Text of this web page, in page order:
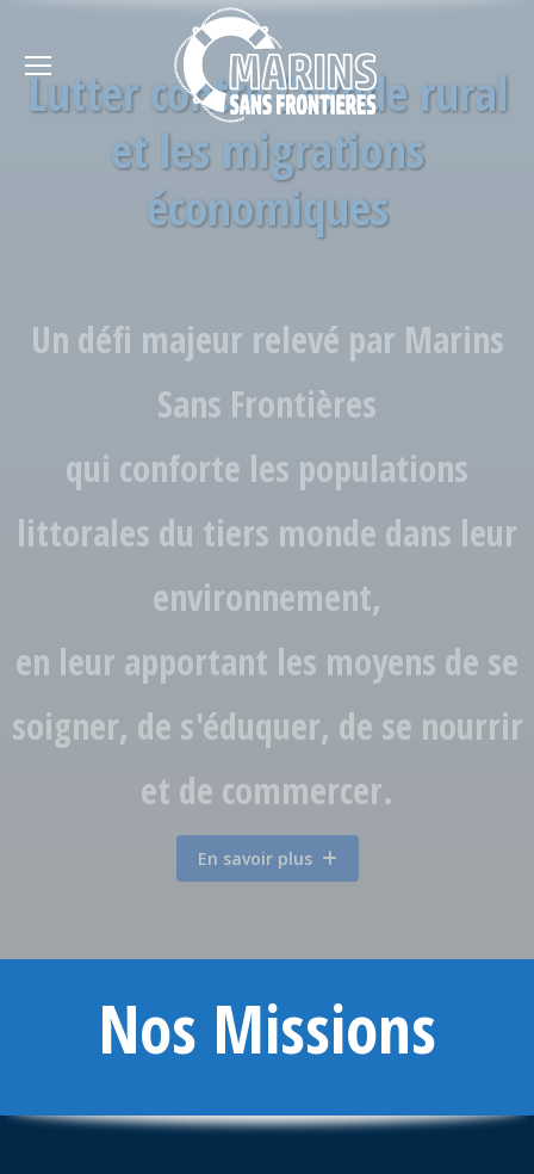
Lutter contre l'exode rural
et les migrations
économiques
Un défi majeur relevé par Marins
Sans Frontières
qui conforte les populations
littorales du tiers monde dans leur
environnement,
en leur apportant les moyens de se
soigner, de s'éduquer, de se nourrir
et de commercer.
En savoir plus
Nos Missions